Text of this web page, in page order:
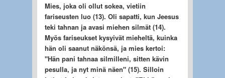
Mies, joka oli ollut sokea, vietiin
fariseusten luo (13). Oli sapatti, kun Jeesus
teki tahnan ja avasi miehen silmät (14).
Myös fariseukset kysyivät mieheltä, kuinka
hän oli saanut näkönsä, ja mies kertoi:
"Hän pani tahnaa silmilleni, sitten kävin
pesulla, ja nyt minä näen" (15). Silloin